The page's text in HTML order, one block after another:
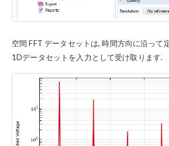
空間 FFT データセットは, 時間方向に沿って
1Dデータセットを入力として受け取ります.